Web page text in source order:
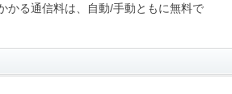
かる通信料は、自動/手動ともに無料で